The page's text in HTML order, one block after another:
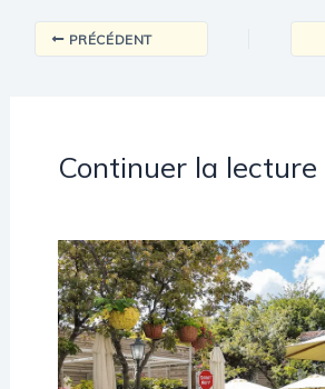
PRÉCÉDENT
Continuer la lecture